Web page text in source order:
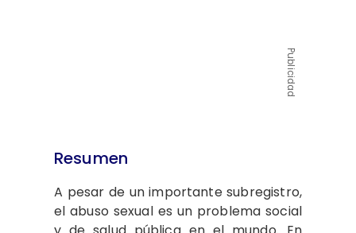
Publicidad
Resumen
A pesar de un importante subregistro,
el abuso sexual es un problema social